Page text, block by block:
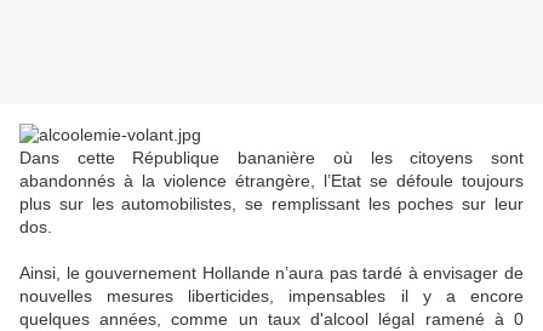
Dans cette République bananière où les citoyens sont
abandonnés à la violence étrangère, l’Etat se défoule toujours
plus sur les automobilistes, se remplissant les poches sur leur
dos.
Ainsi, le gouvernement Hollande n’aura pas tardé à envisager de
nouvelles mesures liberticides, impensables il y a encore
quelques années, comme un taux d'alcool légal ramené à 0